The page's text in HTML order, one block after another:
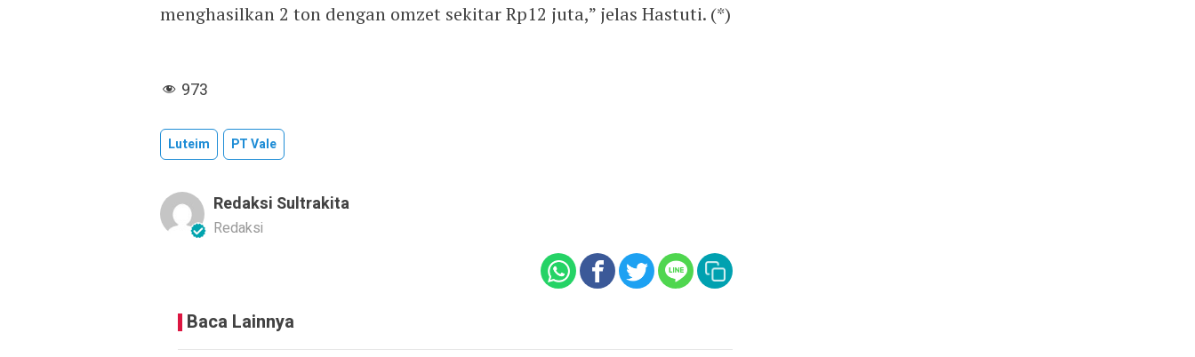
menghasilkan 2 ton dengan omzet sekitar Rp12 juta,” jelas Hastuti. (*)
973
Luteim PT Vale
Redaksi Sultrakita
Redaksi
Baca Lainnya